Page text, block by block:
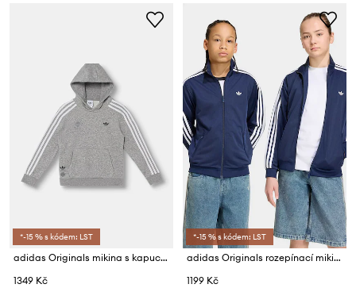
*-15 % s kódem: LST
adidas Originals mikina s kapucí dětská s bavlnou
1349 Kč
*-15 % s kódem: LST
adidas Originals rozepínací mikina dětská
1199 Kč